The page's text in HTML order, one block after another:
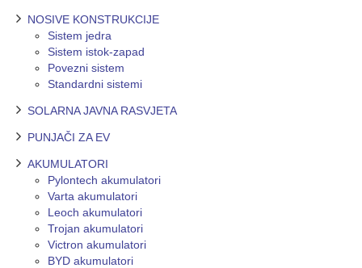
NOSIVE KONSTRUKCIJE
Sistem jedra
Sistem istok-zapad
Povezni sistem
Standardni sistemi
SOLARNA JAVNA RASVJETA
PUNJAČI ZA EV
AKUMULATORI
Pylontech akumulatori
Varta akumulatori
Leoch akumulatori
Trojan akumulatori
Victron akumulatori
BYD akumulatori